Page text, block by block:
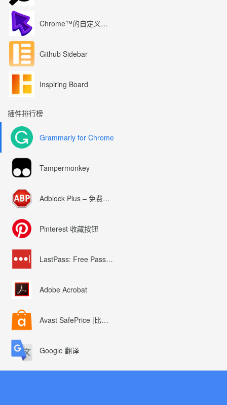
Chrome™的自定义光标
Github Sidebar
Inspiring Board
插件排行榜
Grammarly for Chrome
Tampermonkey
Adblock Plus – 免费的广告拦截器
Pinterest 收藏按钮
LastPass: Free Password Manager
Adobe Acrobat
Avast SafePrice |比较、交易、优惠券
Google 翻译